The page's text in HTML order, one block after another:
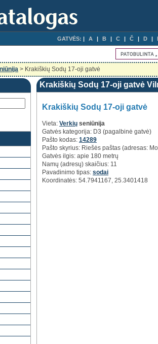
GATVĖS: A B C Č D
> Krakiškių Sodų 17-oji gatvė
Krakiškių Sodų 17-oji gatvė
Krakiškių Sodų 17-oji gatvė
Vieta: Verkių seniūnija
Gatvės kategorija: D3 (pagalbinė gatvė)
Pašto kodas: 14289
Pašto skyrius: Riešės paštas (adresas:
Gatvės ilgis: apie 180 metrų
Namų (adresų) skaičius: 11
Pavadinimo tipas: sodai
Koordinatės: 54.7941167, 25.3401418